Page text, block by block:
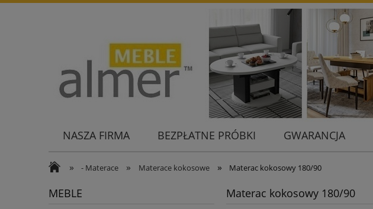
NASZA FIRMA BEZPŁATNE PRÓBKI GWARANCJA
» - Materace » Materace kokosowe » Materac kokosowy 180/90
MEBLE Materac kokosowy 180/90